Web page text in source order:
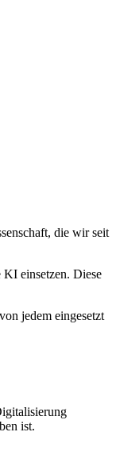
die wir seit
einsetzen. Diese
jedem eingesetzt
ist.